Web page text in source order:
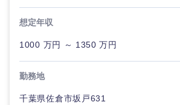
東海地方
想定年収
1000 万円 ～ 1350 万円
勤務地
千葉県佐倉市坂戸631